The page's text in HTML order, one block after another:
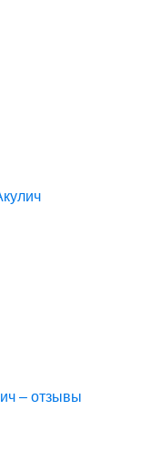
– отзывы